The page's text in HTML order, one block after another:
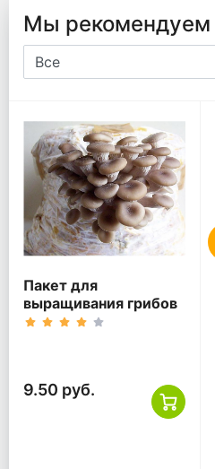
Мы рекомендуем
Пакет для
выращивания грибов
9.50 руб.